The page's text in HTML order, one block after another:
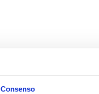
Consenso